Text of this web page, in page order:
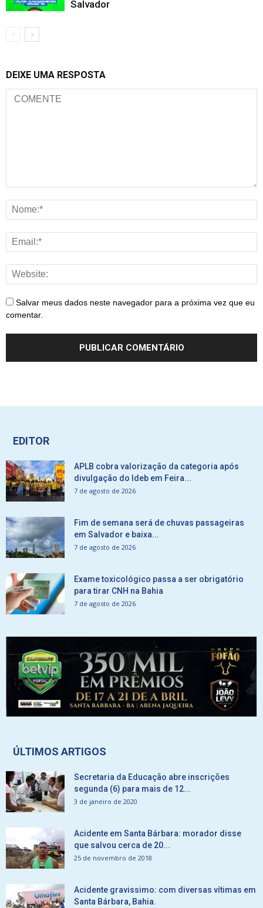
Salvador
DEIXE UMA RESPOSTA
Salvar meus dados neste navegador para a próxima vez que eu
comentar.
EDITOR
APLB cobra valorização da categoria após
divulgação do Ideb em Feira...
7 de agosto de 2026
Fim de semana será de chuvas passageiras
em Salvador e baixa...
7 de agosto de 2026
Exame toxicológico passa a ser obrigatório
para tirar CNH na Bahia
7 de agosto de 2026
ÚLTIMOS ARTIGOS
Secretaria da Educação abre inscrições
segunda (6) para mais de 12...
3 de janeiro de 2020
Acidente em Santa Bárbara: morador disse
que salvou cerca de 20...
25 de novembro de 2018
Acidente gravissimo: com diversas vítimas em
Santa Bárbara, Bahia.